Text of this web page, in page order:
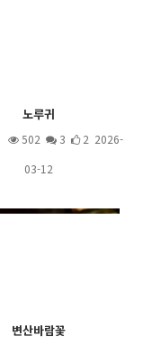
노루귀
502 3
2 2026-
03-12
변산바람꽃